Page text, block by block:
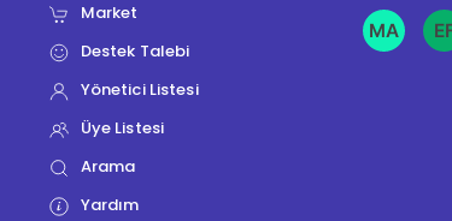
Market
Destek Talebi
Yönetici Listesi
Üye Listesi
Arama
Yardım